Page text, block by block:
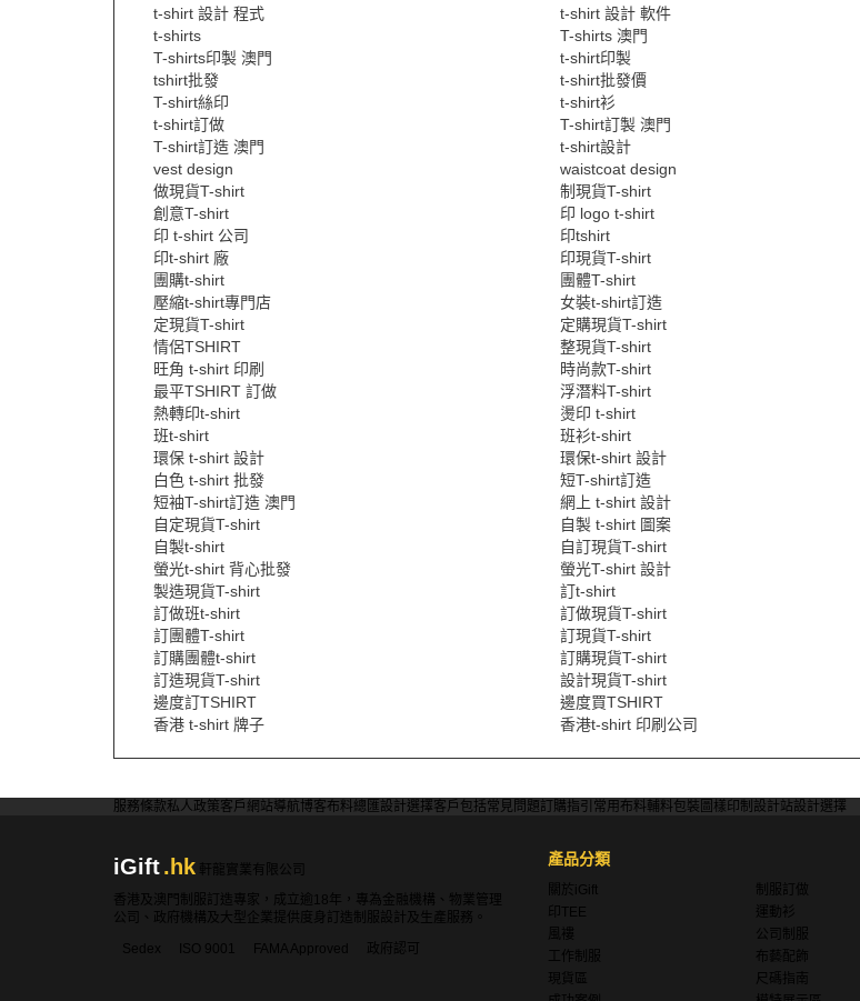
t-shirt 設計 程式
t-shirt 設計 軟件
t-shirts
T-shirts 澳門
T-shirts印製 澳門
t-shirt印製
tshirt批發
t-shirt批發價
T-shirt絲印
t-shirt衫
t-shirt訂做
T-shirt訂製 澳門
T-shirt訂造 澳門
t-shirt設計
vest design
waistcoat design
做現貨T-shirt
制現貨T-shirt
創意T-shirt
印 logo t-shirt
印 t-shirt 公司
印tshirt
印t-shirt 廠
印現貨T-shirt
團購t-shirt
團體T-shirt
壓縮t-shirt專門店
女裝t-shirt訂造
定現貨T-shirt
定購現貨T-shirt
情侶TSHIRT
整現貨T-shirt
旺角 t-shirt 印刷
時尚款T-shirt
最平TSHIRT 訂做
浮潛料T-shirt
熱轉印t-shirt
燙印 t-shirt
班t-shirt
班衫t-shirt
環保 t-shirt 設計
環保t-shirt 設計
白色 t-shirt 批發
短T-shirt訂造
短袖T-shirt訂造 澳門
網上 t-shirt 設計
自定現貨T-shirt
自製 t-shirt 圖案
自製t-shirt
自訂現貨T-shirt
螢光t-shirt 背心批發
螢光T-shirt 設計
製造現貨T-shirt
訂t-shirt
訂做班t-shirt
訂做現貨T-shirt
訂團體T-shirt
訂現貨T-shirt
訂購團體t-shirt
訂購現貨T-shirt
訂造現貨T-shirt
設計現貨T-shirt
邊度訂TSHIRT
邊度買TSHIRT
香港 t-shirt 牌子
香港t-shirt 印刷公司
服務條款私人政策客戶 網站導航博客布料總匯設計選擇客戶包括常見問題訂購指引 常用布料輔料包裝 圖樣印制 設計站設計選擇
iGift.hk
軒龍實業有限公司
香港及澳門制服訂造專家，成立逾18年，專為金融機構、物業管理
公司、政府機構及大型企業提供度身訂造制服設計及生產服務。
Sedex
ISO 9001 FAMA Approved 政府認可
產品分類
關於iGift
制服訂做
印TEE
運動衫
風褸
公司制服
工作制服
布藝配飾
現貨區
尺碼指南